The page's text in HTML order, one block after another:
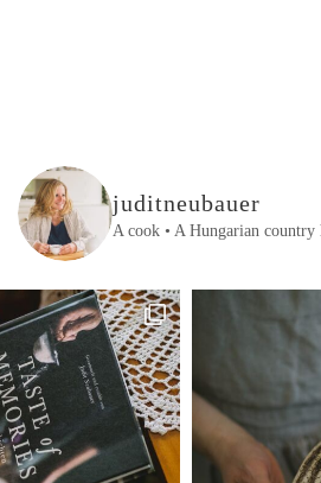
juditneubauer
A cook • A Hungarian country